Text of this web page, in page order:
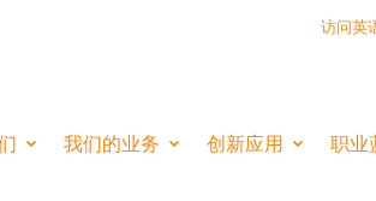
访问英
我们的业务 创新应用 职业